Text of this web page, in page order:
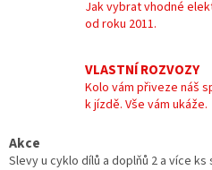
Jak vybrat vhodné
od roku 2011.
VLASTNÍ ROZVOZY
Kolo vám přiveze náš
k jízdě. Vše vám ukáže.
Akce
Slevy u cyklo dílů a doplňů 2 a více